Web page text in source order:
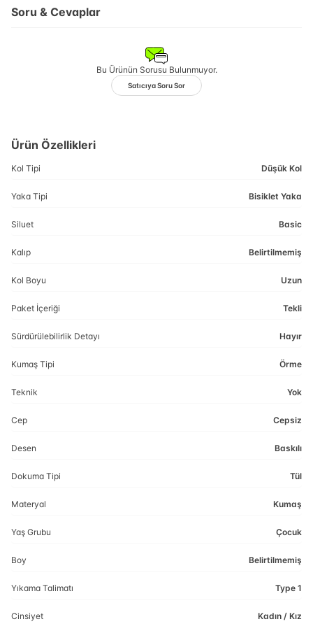
Soru & Cevaplar
Bu Ürünün Sorusu Bulunmuyor.
Satıcıya Soru Sor
Ürün Özellikleri
Kol Tipi Düşük Kol
Yaka Tipi Bisiklet Yaka
Siluet Basic
Kalıp Belirtilmemiş
Kol Boyu Uzun
Paket İçeriği Tekli
Sürdürülebilirlik Detayı Hayır
Kumaş Tipi Örme
Teknik Yok
Cep Cepsiz
Desen Baskılı
Dokuma Tipi Tül
Materyal Kumaş
Yaş Grubu Çocuk
Boy Belirtilmemiş
Yıkama Talimatı Type 1
Cinsiyet Kadın / Kız